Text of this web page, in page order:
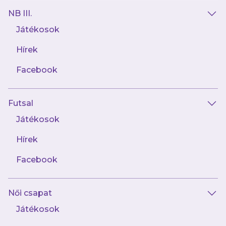
NB III.
Játékosok
Hírek
Facebook
Futsal
Játékosok
Hírek
Facebook
Női csapat
Játékosok
135 kép
OTP Bank Liga (24) DVSC-Újpest FC